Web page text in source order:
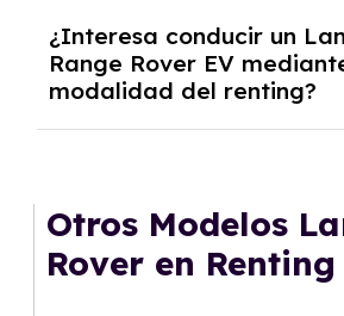
renting se puede adquirir el
caso tendrán que analizar los
cantidad de kilómetros
del mercado actual.
¿Interesa conducir un
Range Rover EV
modalidad del renting?
gusta cambiar de coche cada
Otros Modelos
Rover en Renting